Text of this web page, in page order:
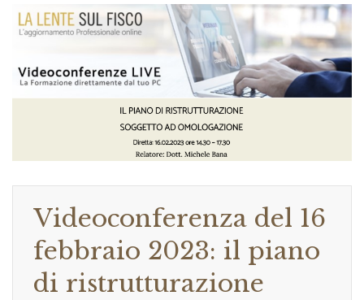
Videoconferenza del 16
febbraio 2023: il piano
di ristrutturazione